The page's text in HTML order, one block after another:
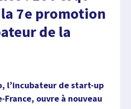
7e promotion
de la
l’incubateur de start-up
France, ouvre à nouveau